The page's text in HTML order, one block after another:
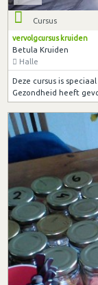
Cursus
vervolgcursus kruiden
Betula Kruiden
Halle
Deze cursus is
Gezondheid heeft